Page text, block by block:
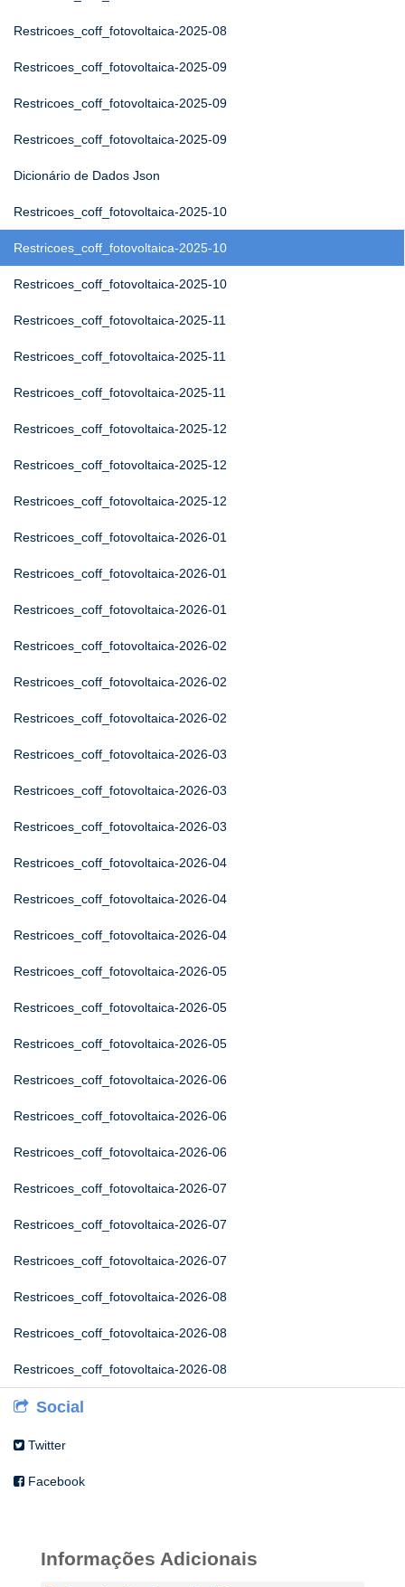
Restricoes_coff_fotovoltaica-2025-08
Restricoes_coff_fotovoltaica-2025-09
Restricoes_coff_fotovoltaica-2025-09
Restricoes_coff_fotovoltaica-2025-09
Dicionário de Dados Json
Restricoes_coff_fotovoltaica-2025-10
Restricoes_coff_fotovoltaica-2025-10
Restricoes_coff_fotovoltaica-2025-10
Restricoes_coff_fotovoltaica-2025-11
Restricoes_coff_fotovoltaica-2025-11
Restricoes_coff_fotovoltaica-2025-11
Restricoes_coff_fotovoltaica-2025-12
Restricoes_coff_fotovoltaica-2025-12
Restricoes_coff_fotovoltaica-2025-12
Restricoes_coff_fotovoltaica-2026-01
Restricoes_coff_fotovoltaica-2026-01
Restricoes_coff_fotovoltaica-2026-01
Restricoes_coff_fotovoltaica-2026-02
Restricoes_coff_fotovoltaica-2026-02
Restricoes_coff_fotovoltaica-2026-02
Restricoes_coff_fotovoltaica-2026-03
Restricoes_coff_fotovoltaica-2026-03
Restricoes_coff_fotovoltaica-2026-03
Restricoes_coff_fotovoltaica-2026-04
Restricoes_coff_fotovoltaica-2026-04
Restricoes_coff_fotovoltaica-2026-04
Restricoes_coff_fotovoltaica-2026-05
Restricoes_coff_fotovoltaica-2026-05
Restricoes_coff_fotovoltaica-2026-05
Restricoes_coff_fotovoltaica-2026-06
Restricoes_coff_fotovoltaica-2026-06
Restricoes_coff_fotovoltaica-2026-06
Restricoes_coff_fotovoltaica-2026-07
Restricoes_coff_fotovoltaica-2026-07
Restricoes_coff_fotovoltaica-2026-07
Restricoes_coff_fotovoltaica-2026-08
Restricoes_coff_fotovoltaica-2026-08
Restricoes_coff_fotovoltaica-2026-08
Social
Twitter
Facebook
Informações Adicionais